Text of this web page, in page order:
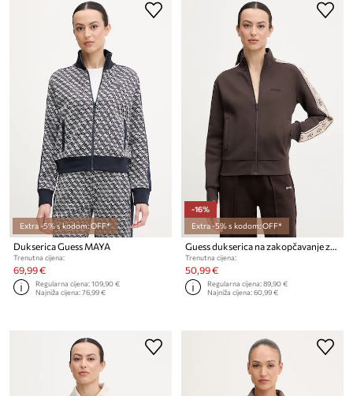
Extra -5% s kodom: OFF*
Dukserica Guess MAYA
Trenutna cijena:
69,99 €
Regularna cijena:109,90 €
Najniža cijena:76,99 €
-16%
Extra -5% s kodom: OFF*
Trenutna cijena:
50,99 €
Regularna cijena:89,90 €
Najniža cijena:60,99 €